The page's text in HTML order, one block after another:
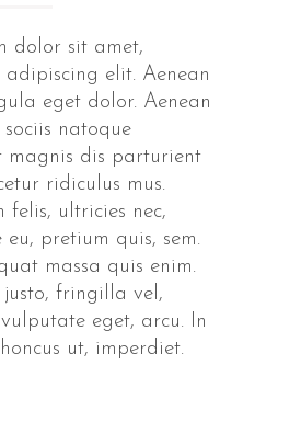
dolor sit amet,
adipiscing elit. Aenean
eget dolor. Aenean
sociis natoque
magnis dis parturient
ridiculus mus.
felis, ultricies nec,
eu, pretium quis, sem.
massa quis enim.
justo, fringilla vel,
eget, arcu. In
ut, imperdiet.